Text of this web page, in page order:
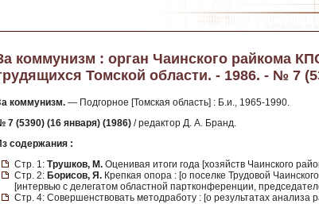
коммунизм : орган Чаинского райкома
Томской области. - 1986. - № 7
коммунизм. — Подгорное [Томская область] : Б.и., 1965-1990.
7 (5390) (16 января) (1986) / редактор Д. А. Бранд.
содержания :
Стр. 1: Трушков, М. Оценивая итоги года [хозяйств Чаинского
Стр. 2: Борисов, Я. Крепкая опора : [о поселке Трудовой
[интервью с делегатом областной партконференции,
Стр. 4: Совершенствовать методработу : [о результатах анализа